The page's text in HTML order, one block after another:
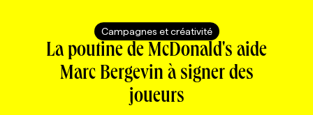
CATÉGORIES
TOUTES LES CATÉGORIES
CAMPAGNES ET CRÉATIVITÉ
CHRONIQUES
TOUTES LES CHRONIQUES
FORFAITS ABONNEMENT
VOIR TOUTES LES PARUTIONS
INFOLETTRES
INFOLETTRE EN BREF
Campagnes et créativité
La poutine de McDonald's aide
Marc Bergevin à signer des
joueurs